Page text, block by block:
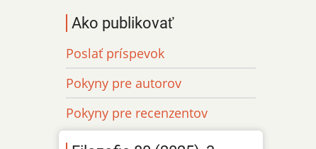
Ako publikovať
Poslať príspevok
Pokyny pre autorov
Pokyny pre recenzentov